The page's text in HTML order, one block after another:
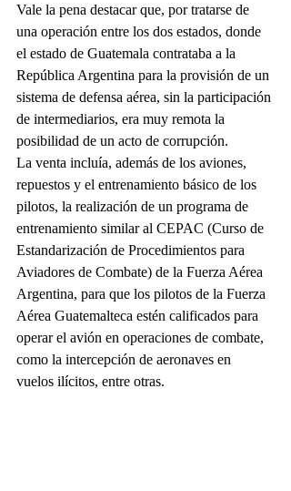
Vale la pena destacar que, por tratarse de
una operación entre los dos estados, donde
el estado de Guatemala contrataba a la
República Argentina para la provisión de un
sistema de defensa aérea, sin la participación
de intermediarios, era muy remota la
posibilidad de un acto de corrupción.
La venta incluía, además de los aviones,
repuestos y el entrenamiento básico de los
pilotos, la realización de un programa de
entrenamiento similar al CEPAC (Curso de
Estandarización de Procedimientos para
Aviadores de Combate) de la Fuerza Aérea
Argentina, para que los pilotos de la Fuerza
Aérea Guatemalteca estén calificados para
operar el avión en operaciones de combate,
como la intercepción de aeronaves en
vuelos ilícitos, entre otras.